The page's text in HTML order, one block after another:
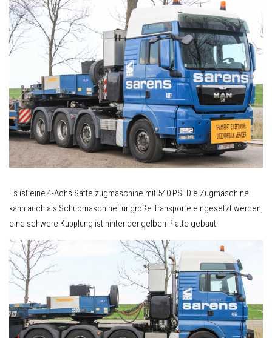
Es ist eine 4-Achs Sattelzugmaschine mit 540 PS. Die Zugmaschine
kann auch als Schubmaschine für große Transporte eingesetzt werden,
eine schwere Kupplung ist hinter der gelben Platte gebaut.